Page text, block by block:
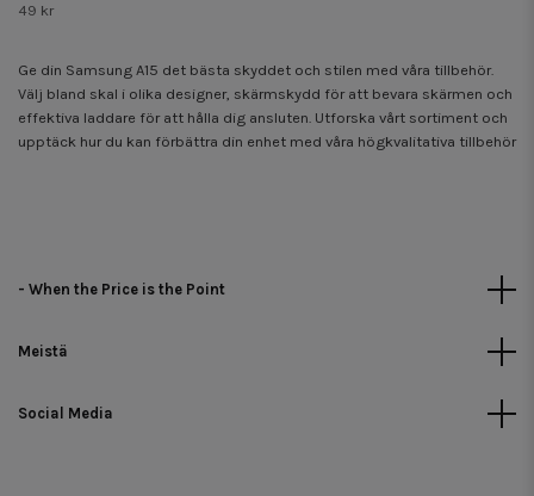
49 kr
Ge din Samsung A15 det bästa skyddet och stilen med våra tillbehör.
Välj bland skal i olika designer, skärmskydd för att bevara skärmen och
effektiva laddare för att hålla dig ansluten. Utforska vårt sortiment och
upptäck hur du kan förbättra din enhet med våra högkvalitativa tillbehör
- When the Price is the Point
Meistä
Social Media